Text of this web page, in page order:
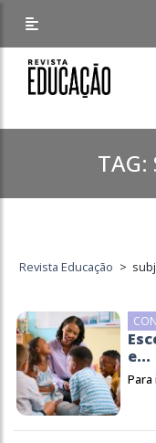
TAG:
Revista Educação >
e...